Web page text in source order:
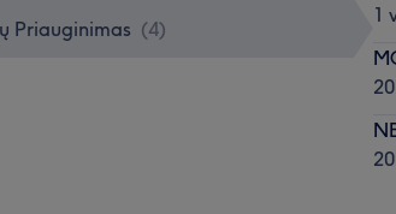
Priauginimas (4)
1